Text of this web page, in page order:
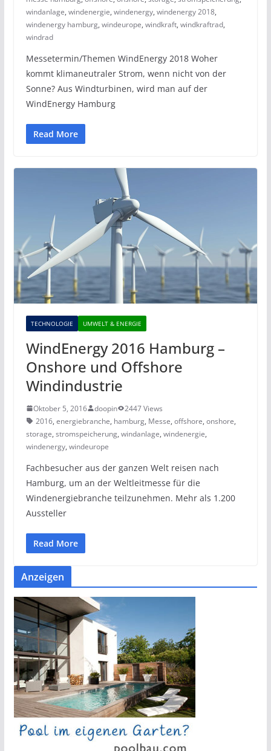
windanlage, windenergie, windenergy, windenergy 2018,
windenergy hamburg, windeurope, windkraft, windkraftrad,
windrad
Messetermin/Themen WindEnergy 2018 Woher
kommt klimaneutraler Strom, wenn nicht von der
Sonne? Aus Windturbinen, wird man auf der
WindEnergy Hamburg
Read More
TECHNOLOGIE UMWELT & ENERGIE
WindEnergy 2016 Hamburg –
Onshore und Offshore
Windindustrie
Oktober 5, 2016 doopin
2447 Views
2016, energiebranche, hamburg, Messe, offshore, onshore,
storage, stromspeicherung, windanlage, windenergie,
windenergy, windeurope
Fachbesucher aus der ganzen Welt reisen nach
Hamburg, um an der Weltleitmesse für die
Windenergiebranche teilzunehmen. Mehr als 1.200
Aussteller
Read More
Anzeigen